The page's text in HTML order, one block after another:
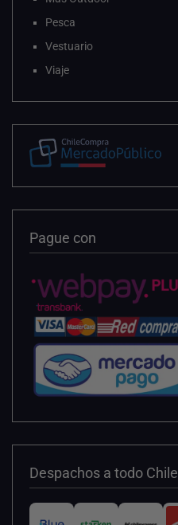
Pesca
Vestuario
Viaje
Pague con
Despachos a todo Chile